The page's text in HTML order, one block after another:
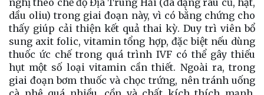
nghị theo chế độ Địa Trung Hải (đa dạng rau củ, hạt,
dầu oliu) trong giai đoạn này, vì có bằng chứng cho
thấy giúp cải thiện kết quả thai kỳ. Duy trì viên bổ
sung axit folic, vitamin tổng hợp, đặc biệt nếu dùng
thuốc ức chế trong quá trình IVF có thể gây thiếu
hụt một số loại vitamin cần thiết. Ngoài ra, trong
giai đoạn bơm thuốc và chọc trứng, nên tránh uống